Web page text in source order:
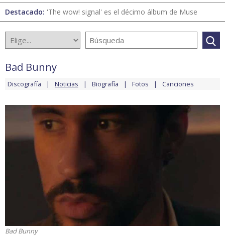
Destacado: 'The wow! signal' es el décimo álbum de Muse
Bad Bunny
Discografía Noticias Biografía Fotos Canciones
Bad Bunny